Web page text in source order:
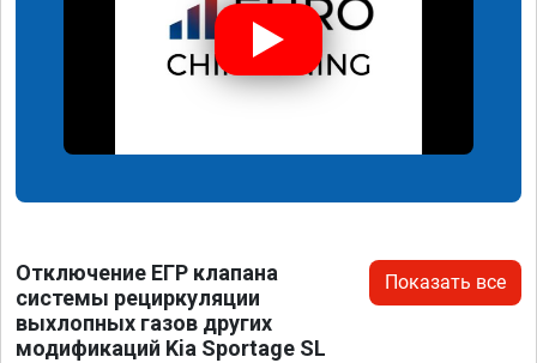
Отключение ЕГР клапана
системы рециркуляции
выхлопных газов других
модификаций Kia Sportage SL
Показать все